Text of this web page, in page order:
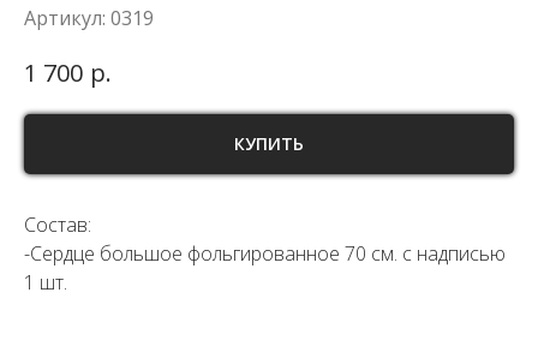
Артикул: 0319
1 700 р.
КУПИТЬ
Состав:
-Сердце большое фольгированное 70 см. с надписью
1 шт.